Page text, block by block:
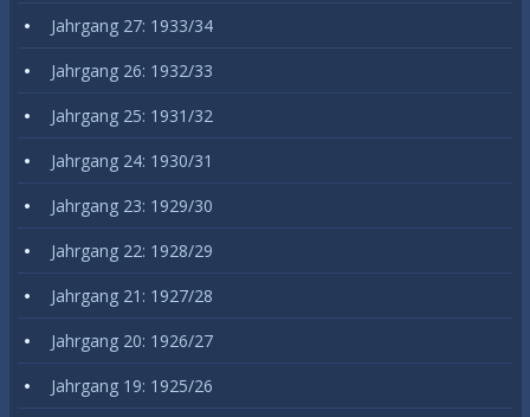
Jahrgang 27: 1933/34
Jahrgang 26: 1932/33
Jahrgang 25: 1931/32
Jahrgang 24: 1930/31
Jahrgang 23: 1929/30
Jahrgang 22: 1928/29
Jahrgang 21: 1927/28
Jahrgang 20: 1926/27
Jahrgang 19: 1925/26